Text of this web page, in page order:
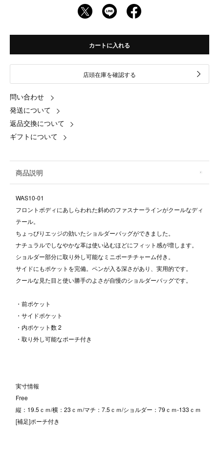
カートに入れる
店頭在庫を確認する
問い合わせ
発送について
返品交換について
ギフトについて
商品説明
WAS10-01
フロントボディにあしらわれた斜めのファスナーラインがクールなディ
テール。
ちょっぴりエッジの効いたショルダーバッグができました。
ナチュラルでしなやかな革は使い込むほどにフィット感が増します。
ショルダー部分に取り外し可能なミニポーチチャーム付き。
サイドにもポケットを完備。ペンが入る深さがあり、実用的です。
クールな見た目と使い勝手のよさが自慢のショルダーバッグです。
・前ポケット
・サイドポケット
・内ポケット数 2
・取り外し可能なポーチ付き
実寸情報
Free
縦：19.5ｃｍ/横：23ｃｍ/マチ：7.5ｃｍ/ショルダー：79ｃｍ-133ｃｍ
[補足]ポーチ付き